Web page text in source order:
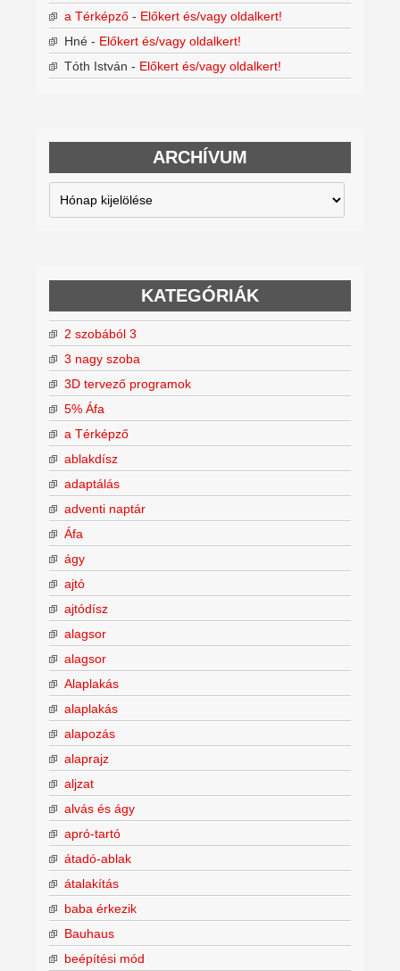
a Térképző - Előkert és/vagy oldalkert!
Hné - Előkert és/vagy oldalkert!
Tóth István - Előkert és/vagy oldalkert!
ARCHÍVUM
Archívum
KATEGÓRIÁK
2 szobából 3
3 nagy szoba
3D tervező programok
5% Áfa
a Térképző
ablakdísz
adaptálás
adventi naptár
Áfa
ágy
ajtó
ajtódísz
alagsor
alagsor
Alaplakás
alaplakás
alapozás
alaprajz
aljzat
alvás és ágy
apró-tartó
átadó-ablak
átalakítás
baba érkezik
Bauhaus
beépítési mód